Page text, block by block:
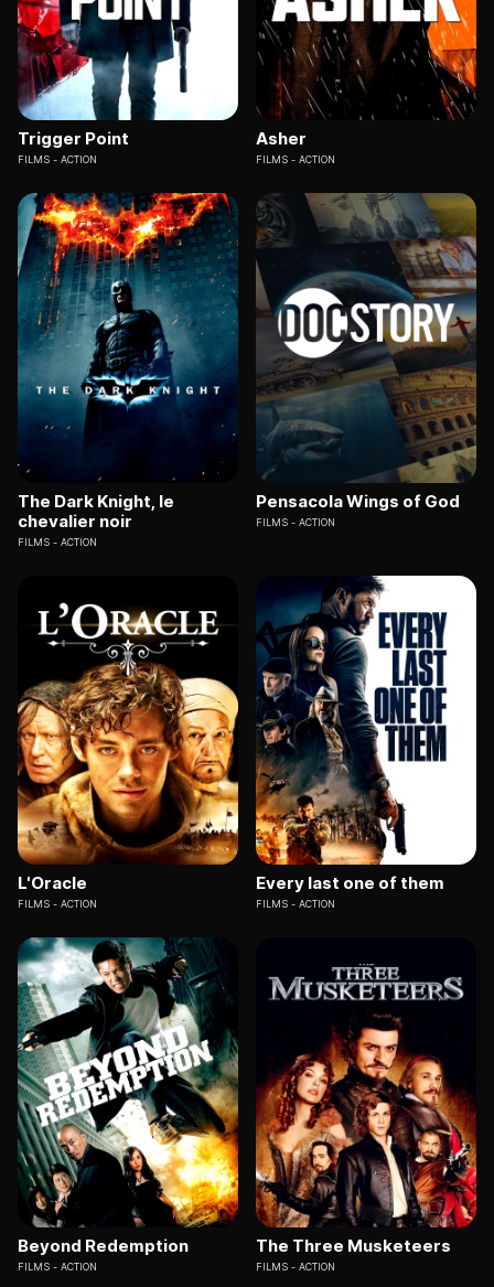
Trigger Point
FILMS ACTION
Asher
FILMS ACTION
The Dark Knight, le
chevalier noir
FILMS ACTION
Pensacola Wings of God
FILMS ACTION
L'Oracle
FILMS ACTION
Every last one of them
FILMS ACTION
Beyond Redemption
FILMS ACTION
The Three Musketeers
FILMS ACTION